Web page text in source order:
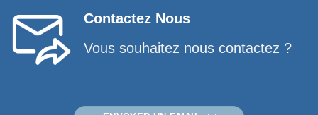
Contactez Nous
Vous souhaitez nous contactez ?